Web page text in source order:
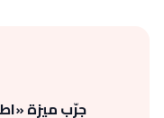
جرّب ميزة